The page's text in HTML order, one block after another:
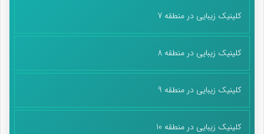
کلینیک زیبایی در منطقه 7
کلینیک زیبایی در منطقه 8
کلینیک زیبایی در منطقه 9
کلینیک زیبایی در منطقه 10